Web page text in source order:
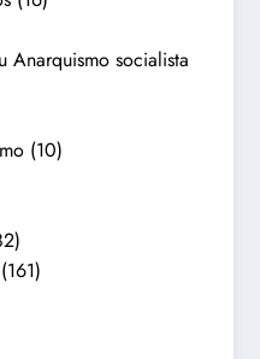
Anarquismo socialista
(10)
(161)